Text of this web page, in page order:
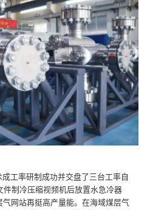
工率研制成功并交盘了三台工率自
件制冷压缩视频机后放置水急冷器
气网站再挺高产量能。在海域煤层气